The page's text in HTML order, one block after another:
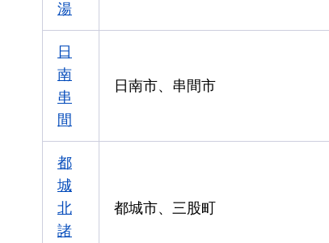
湯
日
南
串
間
日南市、串間市
都
城
北
諸
都城市、三股町